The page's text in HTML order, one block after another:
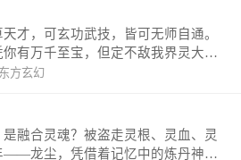
地址：http://weibo.com/u/25284575
【VIP订阅群】 欢迎大家关注。
才，可玄功武技，皆可无师自通。
有万千至宝，但定不敌我界灵大
的蜜蜂后援会）
东方玄幻
融合灵魂？被盗走灵根、灵血、灵
——龙尘，凭借着记忆中的炼丹神